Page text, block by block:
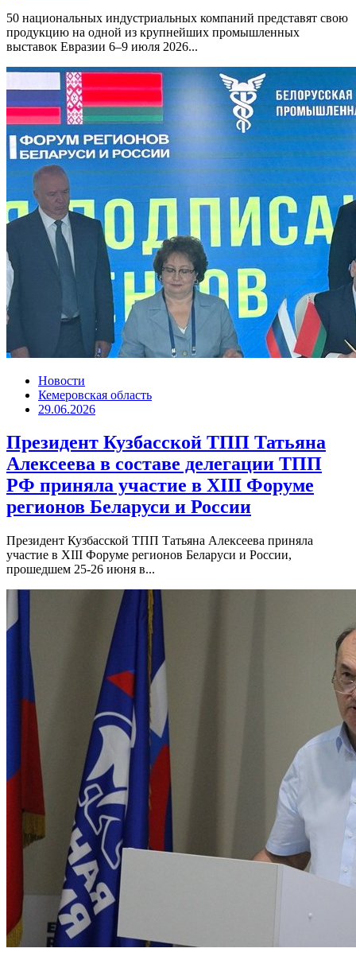
50 национальных индустриальных компаний представят свою
продукцию на одной из крупнейших промышленных
выставок Евразии 6–9 июля 2026...
Новости
Кемеровская область
29.06.2026
Президент Кузбасской ТПП Татьяна
Алексеева в составе делегации ТПП
РФ приняла участие в XIII Форуме
регионов Беларуси и России
Президент Кузбасской ТПП Татьяна Алексеева приняла
участие в XIII Форуме регионов Беларуси и России,
прошедшем 25-26 июня в...